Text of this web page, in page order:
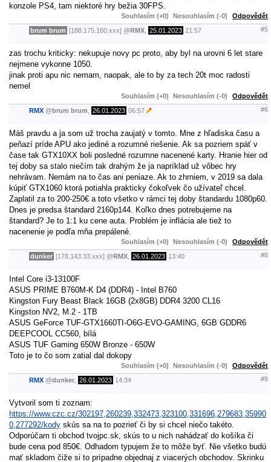
konzole PS4, tam niektoré hry bežia 30FPS.
Souhlasím (+0) Nesouhlasím (-0) Odpovědět
brum brum [188.175.160.xxx] @RMX 25.01.2023 21:57 #5
zas trochu kriticky: nekupuje novy pc proto, aby byl na urovni 6 let stare
nejmene vykonne 1050.
jinak proti apu nic nemam, naopak, ale to by za tech 20t moc radosti
nemel
Souhlasím (+0) Nesouhlasím (-0) Odpovědět
RMX @brum brum 26.01.2023 06:57 #6
Máš pravdu a ja som už trocha zaujatý v tomto. Mne z hľadiska času a
peňazí príde APU ako jediné a rozumné riešenie. Ak sa pozriem späť v
čase tak GTX10XX boli posledné rozumne nacenené karty. Hranie hier od
tej doby sa stalo niečím tak drahým že ja napríklad už vôbec hry
nehrávam. Nemám na to čas ani peniaze. Ak to zhrniem, v 2019 sa dala
kúpiť GTX1060 ktorá potiahla prakticky čokoľvek čo užívateľ chcel.
Zaplatil za to 200-250€ a toto všetko v rámci tej doby štandardu 1080p60.
Dnes je predsa štandard 2160p144. Koľko dnes potrebujeme na
štandard? Je to 1:1 ku cene auta. Problém je inflácia ale tiež to
nacenenie je podľa mňa prepálené.
Souhlasím (+0) Nesouhlasím (-0) Odpovědět
dunker [178.143.33.xxx] @RMX 26.01.2023 13:40 #8
Intel Core i3-13100F
ASUS PRIME B760M-K D4 (DDR4) - Intel B760
Kingston Fury Beast Black 16GB (2x8GB) DDR4 3200 CL16
Kingston NV2, M.2 - 1TB
ASUS GeForce TUF-GTX1660TI-O6G-EVO-GAMING, 6GB GDDR6
DEEPCOOL CC560, bílá
ASUS TUF Gaming 650W Bronze - 650W
Toto je to čo som zatial dal dokopy
Souhlasím (+0) Nesouhlasím (-0) Odpovědět
RMX @dunker 26.01.2023 14:34 #9
Vytvoril som ti zoznam:
https://www.czc.cz/302197,260239,332473,323100,331696,279683,35990
0,277292/kody skús sa na to pozrieť či by si chcel niečo takéto.
Odporúčam ti obchod tvojpc.sk, skús to u nich nahádzať do košíka či
bude cena pod 850€. Odhadom typujem že to môže byť. Nie všetko budú
mať skladom čiže si to prípadne objednaj z viacerých obchodov. Skrinku